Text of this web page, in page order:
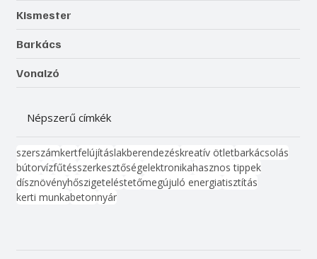
Kismester
Barkács
Vonalzó
Népszerű címkék
szerszámkertfelújításlakberendezéskreatív ötletbarkácsolás
bútorvízfűtésszerkesztőségelektronikahasznos tippek
dísznövényhőszigeteléstetőmegújuló energiatisztítás
kerti munkabetonnyár